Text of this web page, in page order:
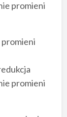
promieni
promieni
promieni